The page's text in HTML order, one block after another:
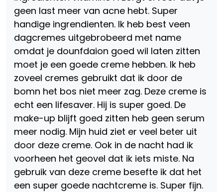
geen last meer van acne hebt. Super
handige ingrendienten. Ik heb best veen
dagcremes uitgebrobeerd met name
omdat je dounfdaion goed wil laten zitten
moet je een goede creme hebben. Ik heb
zoveel cremes gebruikt dat ik door de
bomn het bos niet meer zag. Deze creme is
echt een lifesaver. Hij is super goed. De
make-up blijft goed zitten heb geen serum
meer nodig. Mijn huid ziet er veel beter uit
door deze creme. Ook in de nacht had ik
voorheen het geovel dat ik iets miste. Na
gebruik van deze creme besefte ik dat het
een super goede nachtcreme is. Super fijn.